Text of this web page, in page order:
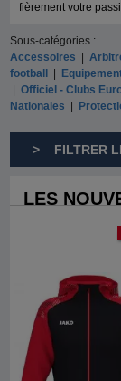
fièrement votre
Sous-catégories :
Accessoires |
football
|Officiel - Clubs
Nationales
> FILTRER
LES